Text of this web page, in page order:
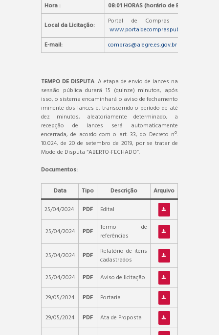
Hora :
08:01 HORAS (horário de Brasília)
Local da Licitação:
Portal de Compras Públicas –
www.portaldecompraspublicas.com.br
E-mail:
compras@alegre.es.gov.br
TEMPO DE DISPUTA: A etapa de envio de lances na
sessão pública durará 15 (quinze) minutos, após
isso, o sistema encaminhará o aviso de fechamento
iminente dos lances e, transcorrido o período de até
dez minutos, aleatoriamente determinado, a
recepção de lances será automaticamente
encerrada, de acordo com o art. 33, do Decreto nº.
10.024, de 20 de setembro de 2019, por se tratar de
Modo de Disputa “ABERTO-FECHADO”.
Documentos:
Data Tipo Descrição
Arquivo
25/04/2024
PDF Edital
25/04/2024 PDF
Termo de
referências
25/04/2024
PDF
Relatório de itens
cadastrados
25/04/2024
PDF Aviso de licitação
29/05/2024 PDF Portaria
29/05/2024 PDF Ata de Proposta